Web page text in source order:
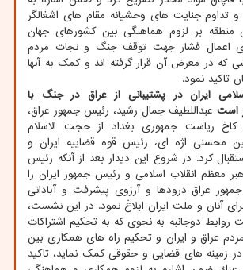
تداوم جنایت های وحشیانه مقام های اشغالگر
منطقه بر لزوم هماهنگی بین کشورهای جهان
اعمال فشار جهت توقف جنگ و نجات مردم
که در معرض آن قرار گرفته اند و کمک به آنها
تاکید نمود.
ایران در پشتیبانی از عراق در جنگ با
است عبداللطیف جمال رشید، رئیس جمهور عراق،
کاخ ریاست جمهوری بغداد از حجت الاسلام
محسنی اژه ای، رئیس قوه قضاییه ایران و
کرد. در شروع این دیدار بعد از آنکه رئیس
معظم انقلاب اسلامی و رئیس جمهور ایران را
عراق درودها و آرزوی پیشرفت و آبادانی
آنان و ملت ایران ابلاغ نمود. در این نشست،
روابط دوجانبه به نحوی که به تحکیم اشتراکات
عراق و ایران و تحکیم راه های همکاری بین
های قضایی و حقوقی کمک نماید، تاکید